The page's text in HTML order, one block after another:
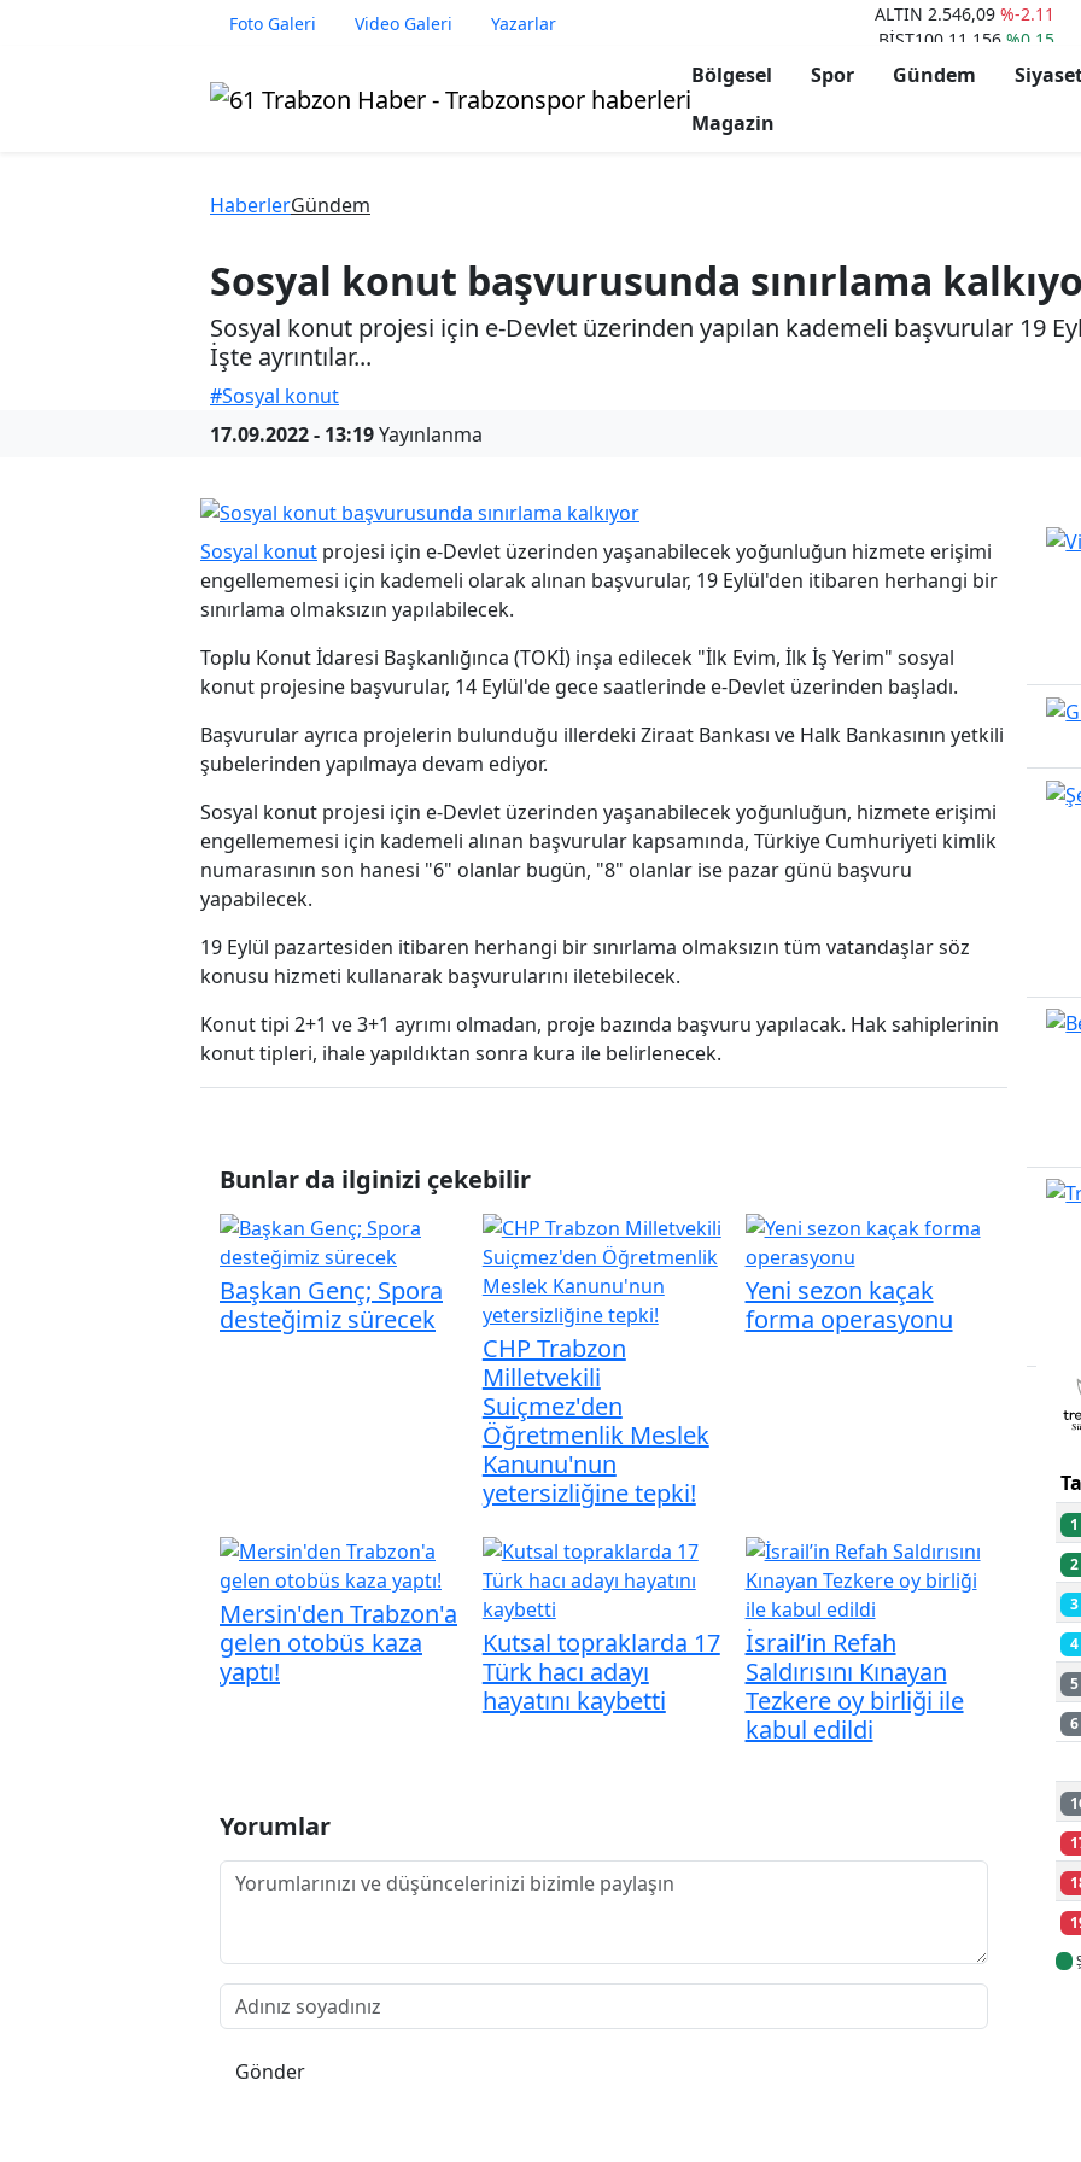
Foto Galeri Video Galeri Yazarlar ALTIN 2.546,09 %-2.11
BİST100 11.156 %0.15
BITCOIN
%1.54
ETHERIUM3.494
%1.07
Bölgesel Spor Gündem
Magazin
HaberlerGündem
Sosyal konut başvurusunda sınırlama
Sosyal konut projesi için e-Devlet üzerinden yapılan kademeli başvurular 19
İşte ayrıntılar...
#Sosyal konut
17.09.2022 - 13:19Yayınlanma
Sosyal konut projesi için e-Devlet üzerinden yaşanabilecek yoğunluğun hizmete erişimi
engellememesi için kademeli olarak alınan başvurular, 19 Eylül'den itibaren herhangi bir
sınırlama olmaksızın yapılabilecek.
Toplu Konut İdaresi Başkanlığınca (TOKİ) inşa edilecek "İlk Evim, İlk İş Yerim" sosyal
konut projesine başvurular, 14 Eylül'de gece saatlerinde e-Devlet üzerinden başladı.
Başvurular ayrıca projelerin bulunduğu illerdeki Ziraat Bankası ve Halk Bankasının yetkili
şubelerinden yapılmaya devam ediyor.
Sosyal konut projesi için e-Devlet üzerinden yaşanabilecek yoğunluğun, hizmete erişimi
engellememesi için kademeli alınan başvurular kapsamında, Türkiye Cumhuriyeti kimlik
numarasının son hanesi "6" olanlar bugün, "8" olanlar ise pazar günü başvuru
yapabilecek.
19 Eylül pazartesiden itibaren herhangi bir sınırlama olmaksızın tüm vatandaşlar söz
konusu hizmeti kullanarak başvurularını iletebilecek.
Konut tipi 2+1 ve 3+1 ayrımı olmadan, proje bazında başvuru yapılacak. Hak sahiplerinin
konut tipleri, ihale yapıldıktan sonra kura ile belirlenecek.
Bunlar da ilginizi çekebilir
Başkan Genç; Spora
desteğimiz sürecek
CHP Trabzon
Milletvekili
Suiçmez'den
Öğretmenlik Meslek
Kanunu'nun
yetersizliğine tepki!
Yeni sezon kaçak
forma operasyonu
Mersin'den Trabzon'a
gelen otobüs kaza
yaptı!
Kutsal topraklarda 17
Türk hacı adayı
hayatını kaybetti
İsrail’in Refah
Saldırısını Kınayan
Tezkere oy birliği ile
kabul edildi
Yorumlar
Gönder
1
2
3
4
5
6